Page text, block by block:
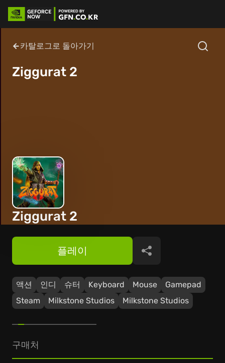
카탈로그로 돌아가기
Ziggurat 2
Ziggurat 2
액션 인디 슈터 Keyboard Mouse
Gamepad
Steam
Milkstone Studios Milkstone Studios
플레이 공유
구매처